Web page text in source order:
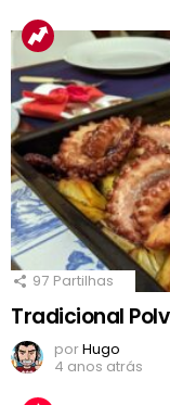
97 Partilhas
Tradicional
porHugo
4 anos atrás